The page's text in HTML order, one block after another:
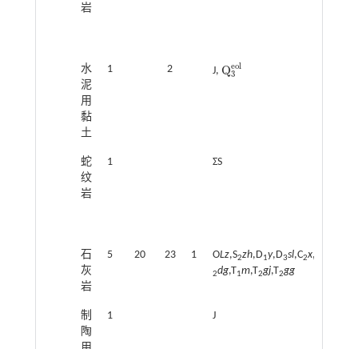
岩
水
泥
用
黏
土
1 2 J, Qeol
3
Q3eo
蛇
纹
岩
1 ΣS
石
灰
岩
5 20 23 1 OLz,S2zh,D1y,D3sl,C2x,P
2dg,T1m,T2gj,T2gg
制
陶
1 J